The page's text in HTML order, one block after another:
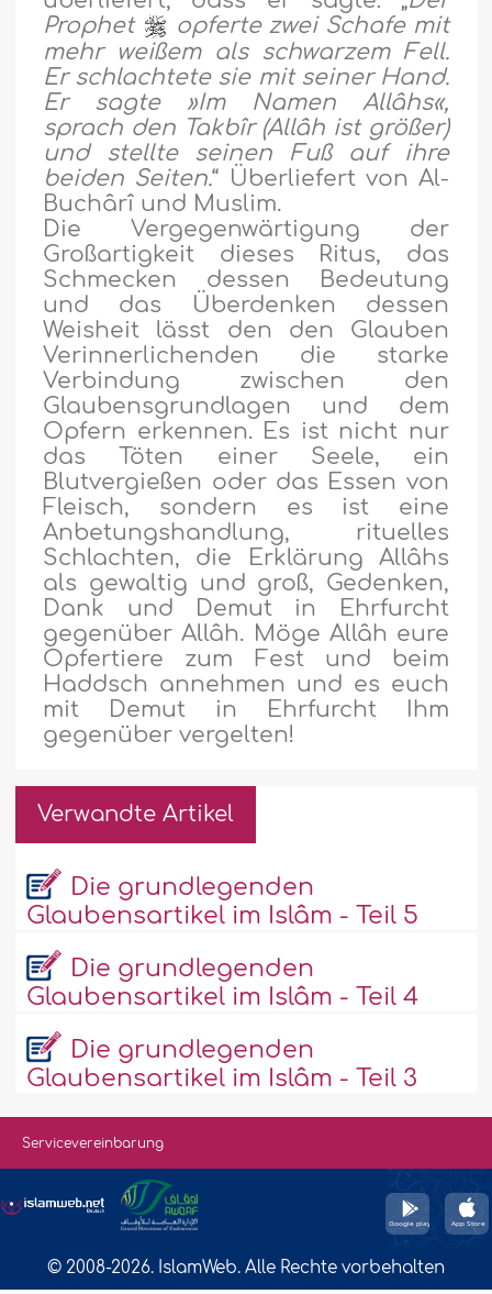
Prophet
opferte zwei Schafe mit
mehr weißem als schwarzem Fell.
Er schlachtete sie mit seiner Hand.
Er sagte »Im Namen Allâhs«,
sprach den Takbîr (Allâh ist größer)
und stellte seinen Fuß auf ihre
beiden Seiten.“ Überliefert von Al-
Buchârî und Muslim.
Die Vergegenwärtigung der
Großartigkeit dieses Ritus, das
Schmecken dessen Bedeutung
und das Überdenken dessen
Weisheit lässt den den Glauben
Verinnerlichenden die starke
Verbindung zwischen den
Glaubensgrundlagen und dem
Opfern erkennen. Es ist nicht nur
das Töten einer Seele, ein
Blutvergießen oder das Essen von
Fleisch, sondern es ist eine
Anbetungshandlung, rituelles
Schlachten, die Erklärung Allâhs
als gewaltig und groß, Gedenken,
Dank und Demut in Ehrfurcht
gegenüber Allâh. Möge Allâh eure
Opfertiere zum Fest und beim
Haddsch annehmen und es euch
mit Demut in Ehrfurcht Ihm
gegenüber vergelten!
Verwandte Artikel
Die grundlegenden
Glaubensartikel im Islâm - Teil 5
Die grundlegenden
Glaubensartikel im Islâm - Teil 4
Die grundlegenden
Glaubensartikel im Islâm - Teil 3
Servicevereinbarung
© 2008-2026. IslamWeb. Alle Rechte vorbehalten